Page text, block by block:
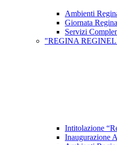
Ambienti
Giornata
Servizi
"REGINA
Intitolazione
Inaugurazione